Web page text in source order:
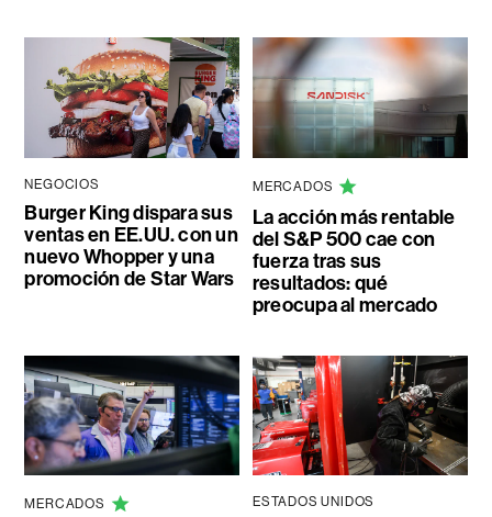
NEGOCIOS
Burger King dispara sus
ventas en EE.UU. con un
nuevo Whopper y una
promoción de Star Wars
MERCADOS
La acción más rentable
del S&P 500 cae con
fuerza tras sus
resultados: qué
preocupa al mercado
MERCADOS ESTADOS UNIDOS